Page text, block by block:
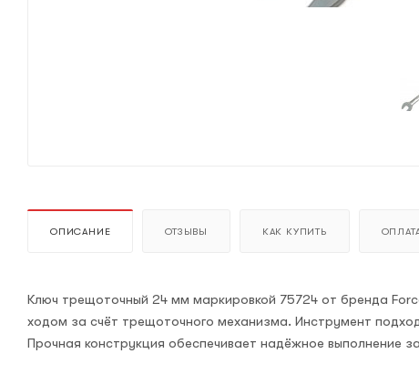
ОПИСАНИЕ ОТЗЫВЫ КАК КУПИТЬ
Ключ трещоточный 24 мм маркировкой 75724 от бренда
ходом за счёт трещоточного механизма. Инструмент
Прочная конструкция обеспечивает надёжное выполнение